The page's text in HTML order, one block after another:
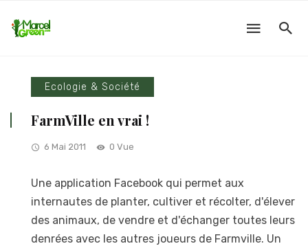
Ecologie & Société
FarmVille en vrai !
6 Mai 2011 0 Vue
Une application Facebook qui permet aux
internautes de planter, cultiver et récolter, d'élever
des animaux, de vendre et d'échanger toutes leurs
denrées avec les autres joueurs de Farmville. Un